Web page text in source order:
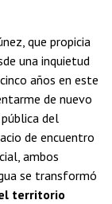
que propicia
una inquietud
años en este
de nuevo
del
de encuentro
ambos
se transformó
territorio